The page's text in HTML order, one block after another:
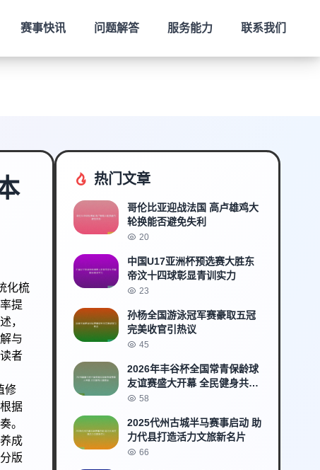
赛事快讯 问题解答 服务能力 联系我们
化梳
提
，
与
者
修
据
。
成
版
热门文章
哥伦比亚迎战法国 高卢雄鸡大
轮换能否避免失利
20
中国U17亚洲杯预选赛大胜东
帝汶十四球彰显青训实力
23
孙杨全国游泳冠军赛豪取五冠
完美收官引热议
45
2026年丰谷杯全国常青保龄球
友谊赛盛大开幕 全民健身共襄
盛举
58
2025代州古城半马赛事启动 助
力代县打造活力文旅新名片
66